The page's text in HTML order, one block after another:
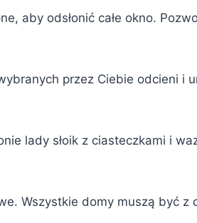
aby odsłonić całe okno.
przez Ciebie odcieni i
lady słoik z ciasteczkami i
Wszystkie domy muszą być z